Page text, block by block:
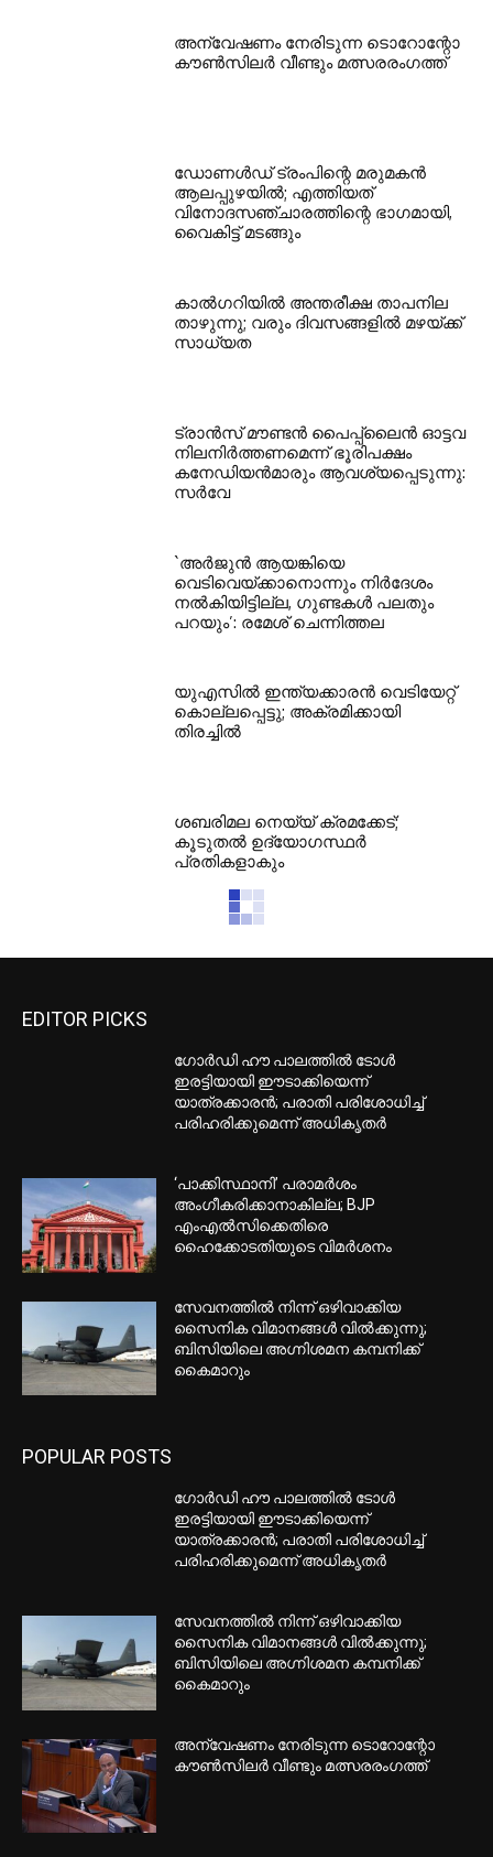
അന്വേഷണം നേരിടുന്ന ടൊറോന്റോ
കൗണ്‍സിലര്‍ വീണ്ടും മത്സരരംഗത്ത്
ഡോണള്‍ഡ് ട്രംപിന്റെ മരുമകന്‍
ആലപ്പുഴയില്‍; എത്തിയത്
വിനോദസഞ്ചാരത്തിന്റെ ഭാഗമായി,
വൈകിട്ട് മടങ്ങും
കാല്‍ഗറിയില്‍ അന്തരീക്ഷ താപനില
താഴുന്നു; വരും ദിവസങ്ങളില്‍ മഴയ്ക്ക്
സാധ്യത
ട്രാന്‍സ് മൗണ്ടന്‍ പൈപ്പ്ലൈന്‍ ഓട്ടവ
നിലനിര്‍ത്തണമെന്ന് ഭൂരിപക്ഷം
കനേഡിയന്‍മാരും ആവശ്യപ്പെടുന്നു:
സര്‍വേ
`അര്‍ജുന്‍ ആയങ്കിയെ
വെടിവെയ്ക്കാനൊന്നും നിര്‍ദേശം
നല്‍കിയിട്ടില്ല, ഗുണ്ടകള്‍ പലതും
പറയും’: രമേശ് ചെന്നിത്തല
യുഎസില്‍ ഇന്ത്യക്കാരന്‍ വെടിയേറ്റ്
കൊല്ലപ്പെട്ടു; അക്രമിക്കായി
തിരച്ചില്‍
ശബരിമല നെയ്യ് ക്രമക്കേട്;
കൂടുതല്‍ ഉദ്യോഗസ്ഥര്‍
പ്രതികളാകും
EDITOR PICKS
ഗോർഡി ഹൗ പാലത്തിൽ ടോൾ
ഇരട്ടിയായി ഈടാക്കിയെന്ന്
യാത്രക്കാരൻ; പരാതി പരിശോധിച്ച്
പരിഹരിക്കുമെന്ന് അധികൃതർ
‘പാക്കിസ്ഥാനി’ പരാമർശം
അംഗീകരിക്കാനാകില്ല; BJP
എംഎൽസിക്കെതിരെ
ഹൈക്കോടതിയുടെ വിമർശനം
സേവനത്തില്‍ നിന്ന് ഒഴിവാക്കിയ
സൈനിക വിമാനങ്ങള്‍ വില്‍ക്കുന്നു;
ബിസിയിലെ അഗ്നിശമന കമ്പനിക്ക്
കൈമാറും
POPULAR POSTS
ഗോർഡി ഹൗ പാലത്തിൽ ടോൾ
ഇരട്ടിയായി ഈടാക്കിയെന്ന്
യാത്രക്കാരൻ; പരാതി പരിശോധിച്ച്
പരിഹരിക്കുമെന്ന് അധികൃതർ
സേവനത്തില്‍ നിന്ന് ഒഴിവാക്കിയ
സൈനിക വിമാനങ്ങള്‍ വില്‍ക്കുന്നു;
ബിസിയിലെ അഗ്നിശമന കമ്പനിക്ക്
കൈമാറും
അന്വേഷണം നേരിടുന്ന ടൊറോന്റോ
കൗണ്‍സിലര്‍ വീണ്ടും മത്സരരംഗത്ത്